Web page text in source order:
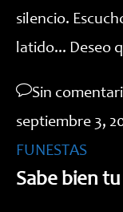
silencio.
latido... Deseo
Sin
septiembre 3,
FUNESTAS
Sabe bien